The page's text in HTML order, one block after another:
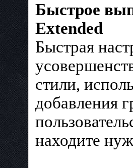
Быстрое
Extended
Быстрая
стили,
добавления
находите